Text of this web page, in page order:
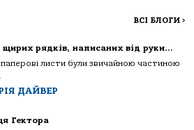
ВСІ БЛОГИ >
щирих рядків, написаних від руки…
листи були звичайною частиною
ДАЙВЕР
Гектора